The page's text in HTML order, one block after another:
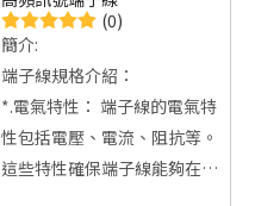
(0)
簡介:
端子線規格介紹：
*.電氣特性： 端子線的電氣特
性包括電壓、電流、阻抗等。
這些特性確保端子線能夠在特